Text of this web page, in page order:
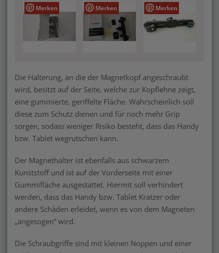
Merken Merken Merken
Die Halterung, an die der Magnetkopf angeschraubt
wird, besitzt auf der Seite, welche zur Kopflehne zeigt,
eine gummierte, geriffelte Fläche. Wahrscheinlich soll
diese zum Schutz dienen und für noch mehr Grip
sorgen, sodass weniger Risiko besteht, dass das Handy
bzw. Tablet wegrutschen kann.
Der Magnethalter ist ebenfalls aus schwarzem
Kunststoff und ist auf der Vorderseite mit einer
Gummifläche ausgestattet. Hiermit soll verhindert
werden, dass das Handy bzw. Tablet Kratzer oder
andere Schäden erleidet, wenn es von dem Magneten
„angesogen“ wird.
Die Schraubgriffe sind mit kleinen Noppen und einer